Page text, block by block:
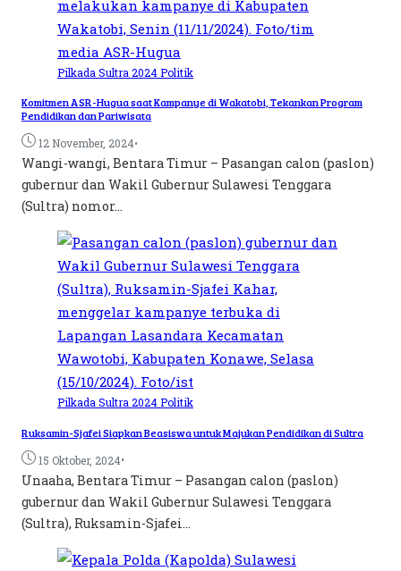
Pilkada Sultra 2024Politik
Komitmen ASR-Hugua saat Kampanye di Wakatobi, Tekankan Program
Pendidikan dan Pariwisata
12 November, 2024•
Wangi-wangi, Bentara Timur – Pasangan calon (paslon)
gubernur dan Wakil Gubernur Sulawesi Tenggara
(Sultra) nomor...
Pilkada Sultra 2024Politik
Ruksamin-Sjafei Siapkan Beasiswa untuk Majukan Pendidikan di Sultra
15 Oktober, 2024•
Unaaha, Bentara Timur – Pasangan calon (paslon)
gubernur dan Wakil Gubernur Sulawesi Tenggara
(Sultra), Ruksamin-Sjafei...